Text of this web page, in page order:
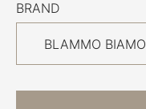
BRAND
BLAMMO BIAMO